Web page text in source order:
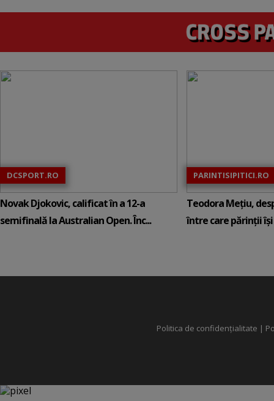
DCSPORT.RO
Novak Djokovic, calificat în a 12-a
semifinală la Australian Open. Înc...
PARINTISIPITICI.RO
Teodora Mețiu,
între care părinții își
Politica de confidențialitate |